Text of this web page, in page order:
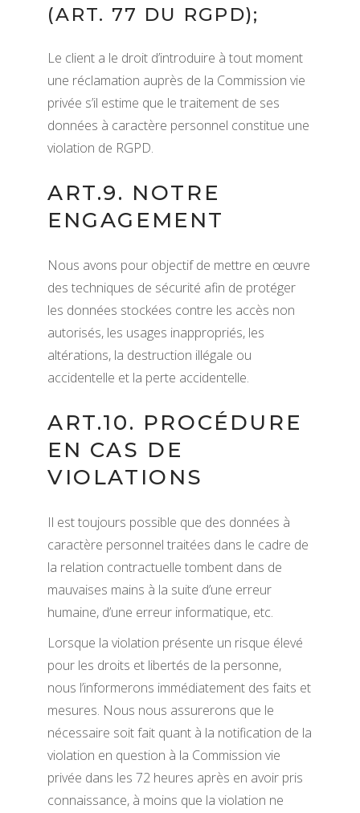
(ART. 77 DU RGPD);
Le client a le droit d’introduire à tout moment
une réclamation auprès de la Commission vie
privée s’il estime que le traitement de ses
données à caractère personnel constitue une
violation de RGPD.
ART.9. NOTRE
ENGAGEMENT
Nous avons pour objectif de mettre en œuvre
des techniques de sécurité afin de protéger
les données stockées contre les accès non
autorisés, les usages inappropriés, les
altérations, la destruction illégale ou
accidentelle et la perte accidentelle.
ART.10. PROCÉDURE
EN CAS DE
VIOLATIONS
Il est toujours possible que des données à
caractère personnel traitées dans le cadre de
la relation contractuelle tombent dans de
mauvaises mains à la suite d’une erreur
humaine, d’une erreur informatique, etc.
Lorsque la violation présente un risque élevé
pour les droits et libertés de la personne,
nous l’informerons immédiatement des faits et
mesures. Nous nous assurerons que le
nécessaire soit fait quant à la notification de la
violation en question à la Commission vie
privée dans les 72 heures après en avoir pris
connaissance, à moins que la violation ne